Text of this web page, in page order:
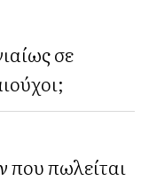
σε
που πωλείται